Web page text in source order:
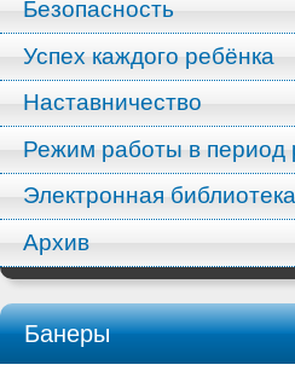
Безопасность
Успех каждого ребёнка
Наставничество
Режим работы в период
Электронная библиотека
Архив
Банеры